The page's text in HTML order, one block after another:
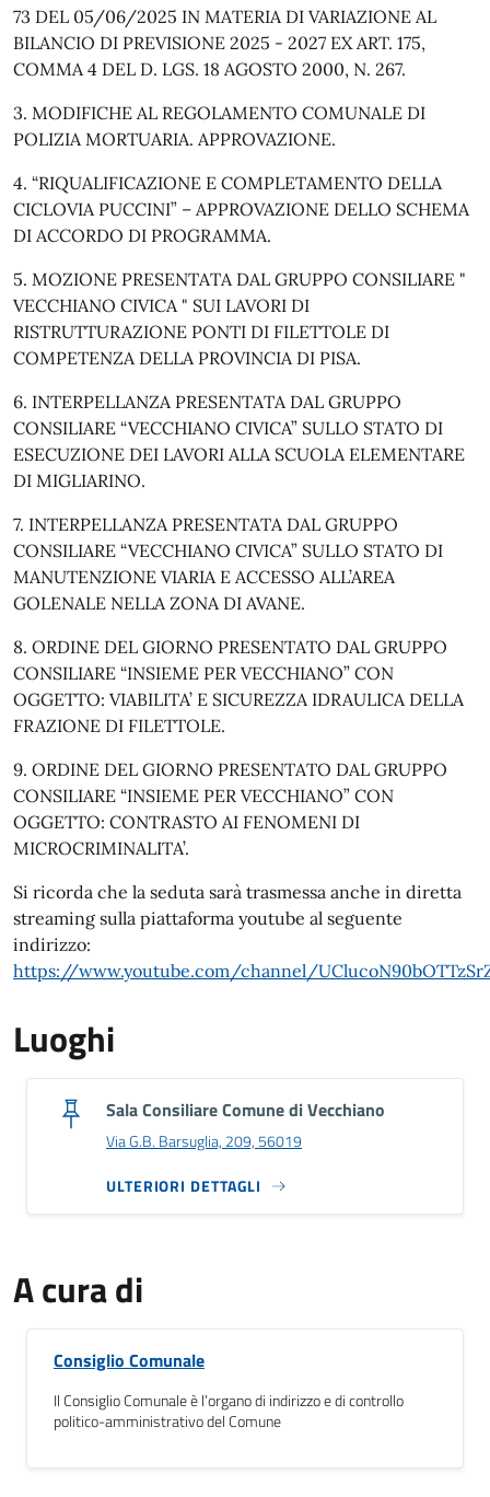
73 DEL 05/06/2025 IN MATERIA DI VARIAZIONE AL
BILANCIO DI PREVISIONE 2025 - 2027 EX ART. 175,
COMMA 4 DEL D. LGS. 18 AGOSTO 2000, N. 267.
3. MODIFICHE AL REGOLAMENTO COMUNALE DI
POLIZIA MORTUARIA. APPROVAZIONE.
4. “RIQUALIFICAZIONE E COMPLETAMENTO DELLA
CICLOVIA PUCCINI” – APPROVAZIONE DELLO SCHEMA
DI ACCORDO DI PROGRAMMA.
5. MOZIONE PRESENTATA DAL GRUPPO CONSILIARE "
VECCHIANO CIVICA " SUI LAVORI DI
RISTRUTTURAZIONE PONTI DI FILETTOLE DI
COMPETENZA DELLA PROVINCIA DI PISA.
6. INTERPELLANZA PRESENTATA DAL GRUPPO
CONSILIARE “VECCHIANO CIVICA” SULLO STATO DI
ESECUZIONE DEI LAVORI ALLA SCUOLA ELEMENTARE
DI MIGLIARINO.
7. INTERPELLANZA PRESENTATA DAL GRUPPO
CONSILIARE “VECCHIANO CIVICA” SULLO STATO DI
MANUTENZIONE VIARIA E ACCESSO ALL’AREA
GOLENALE NELLA ZONA DI AVANE.
8. ORDINE DEL GIORNO PRESENTATO DAL GRUPPO
CONSILIARE “INSIEME PER VECCHIANO” CON
OGGETTO: VIABILITA’ E SICUREZZA IDRAULICA DELLA
FRAZIONE DI FILETTOLE.
9. ORDINE DEL GIORNO PRESENTATO DAL GRUPPO
CONSILIARE “INSIEME PER VECCHIANO” CON
OGGETTO: CONTRASTO AI FENOMENI DI
MICROCRIMINALITA’.
Si ricorda che la seduta sarà trasmessa anche in diretta
streaming sulla piattaforma youtube al seguente
indirizzo:
https://www.youtube.com/channel/
Luoghi
Sala Consiliare Comune di Vecchiano
Via G.B. Barsuglia, 209, 56019
ULTERIORI DETTAGLI
A cura di
Consiglio Comunale
Il Consiglio Comunale è l’organo di indirizzo e di controllo
politico-amministrativo del Comune